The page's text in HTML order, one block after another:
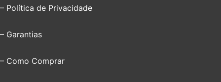
– Política de Privacidade
– Garantias
– Como Comprar